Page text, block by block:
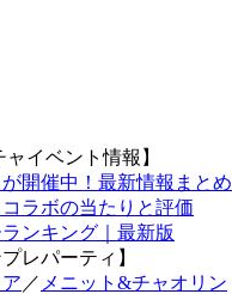
ャイベント情報】
開催中！最新情報まとめ
ラボの当たりと評価
ンキング｜最新版
レパーティ】
／ メニット&チャオリン